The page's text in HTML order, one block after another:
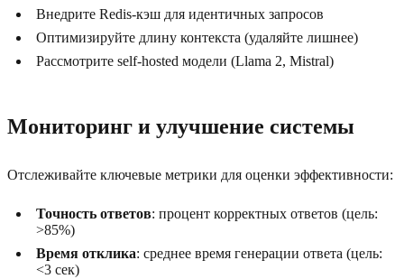
Внедрите Redis-кэш для идентичных запросов
Оптимизируйте длину контекста (удаляйте лишнее)
Рассмотрите self-hosted модели (Llama 2, Mistral)
Мониторинг и улучшение системы
Отслеживайте ключевые метрики для оценки эффективности:
Точность ответов: процент корректных ответов (цель:
>85%)
Время отклика: среднее время генерации ответа (цель:
<3 сек)